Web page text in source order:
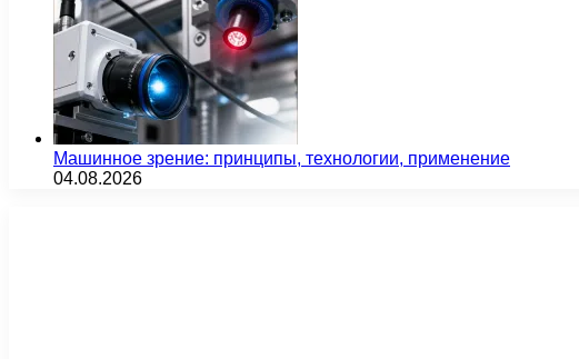
Машинное зрение: принципы, технологии, применение
04.08.2026